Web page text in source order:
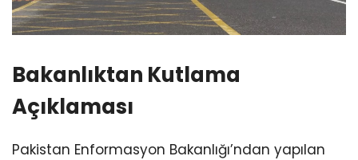
Bakanlıktan Kutlama
Açıklaması
Pakistan Enformasyon Bakanlığı’ndan yapılan